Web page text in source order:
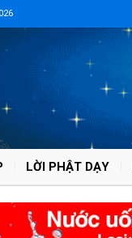
LỜI PHẬT DẠY